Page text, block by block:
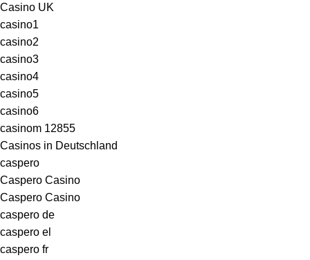
Casino UK
casino1
casino2
casino3
casino4
casino5
casino6
casinom 12855
Casinos in Deutschland
caspero
Caspero Casino
Caspero Casino
caspero de
caspero el
caspero fr